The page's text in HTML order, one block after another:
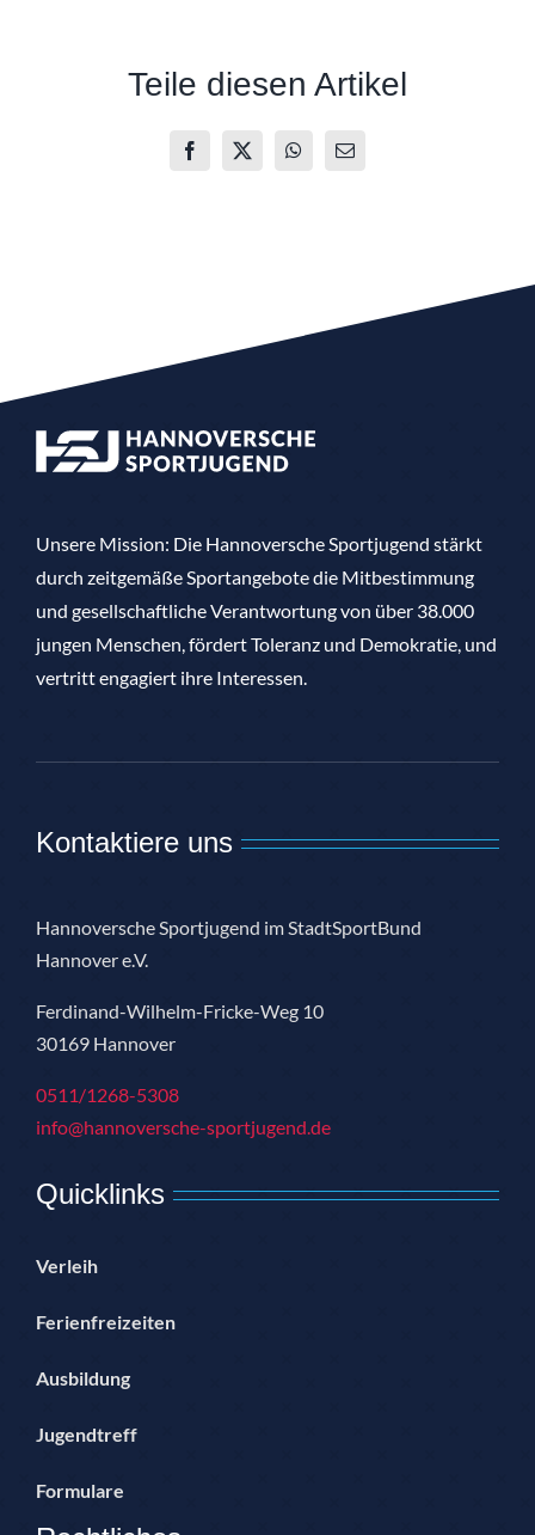
Teile diesen Artikel
Facebook
X WhatsApp
E-
Unsere Mission: Die Hannoversche Sportjugend stärkt
durch zeitgemäße Sportangebote die Mitbestimmung
und gesellschaftliche Verantwortung von über 38.000
jungen Menschen, fördert Toleranz und Demokratie, und
vertritt engagiert ihre Interessen.
Kontaktiere uns
Hannoversche Sportjugend im StadtSportBund
Hannover e.V.
Ferdinand-Wilhelm-Fricke-Weg 10
30169 Hannover
0511/1268-5308
info@hannoversche-sportjugend.de
Quicklinks
Verleih
Ferienfreizeiten
Ausbildung
Jugendtreff
Formulare